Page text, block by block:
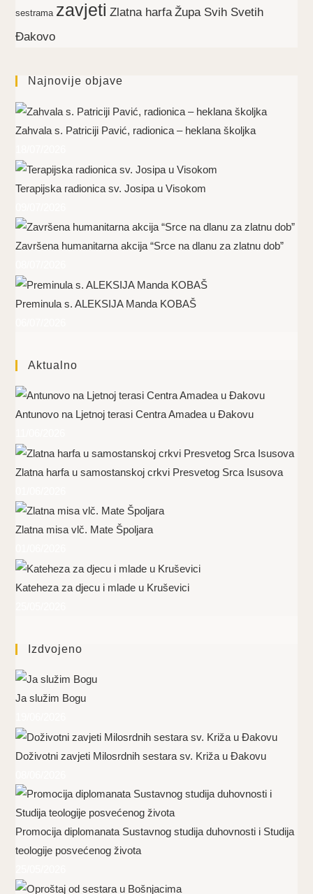
sestrama zavjeti Zlatna harfa Župa Svih Svetih
Đakovo
Najnovije objave
Zahvala s. Patriciji Pavić, radionica – heklana školjka
Terapijska radionica sv. Josipa u Visokom
Završena humanitarna akcija “Srce na dlanu za zlatnu dob”
Preminula s. ALEKSIJA Manda KOBAŠ
Aktualno
Antunovo na Ljetnoj terasi Centra Amadea u Đakovu
Zlatna harfa u samostanskoj crkvi Presvetog Srca Isusova
Zlatna misa vlč. Mate Špoljara
Kateheza za djecu i mlade u Kruševici
Izdvojeno
Ja služim Bogu
Doživotni zavjeti Milosrdnih sestara sv. Križa u Đakovu
Promocija diplomanata Sustavnog studija duhovnosti i Studija
teologije posvećenog života